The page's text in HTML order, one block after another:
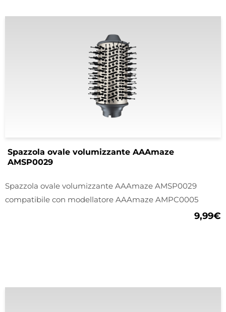
Spazzola ovale volumizzante AAAmaze
AMSP0029
Spazzola ovale volumizzante AAAmaze AMSP0029
compatibile con modellatore AAAmaze AMPC0005
9,99€